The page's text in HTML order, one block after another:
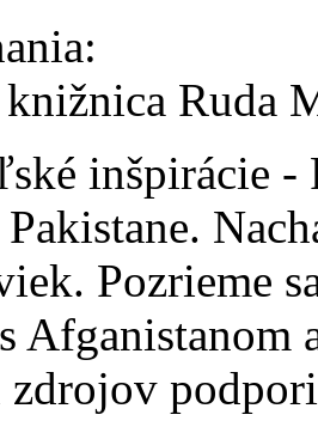
Ruda
Pozrieme
Afganistanom